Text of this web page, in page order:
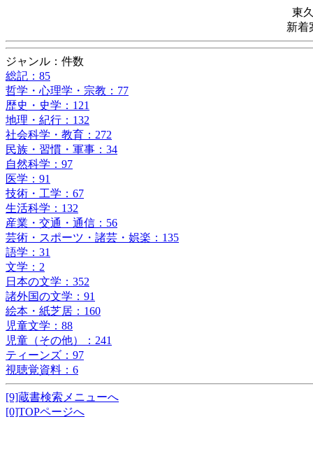
東
新着
ジャンル：件数
総記：85
哲学・心理学・宗教：77
歴史・史学：121
地理・紀行：132
社会科学・教育：272
民族・習慣・軍事：34
自然科学：97
医学：91
技術・工学：67
生活科学：132
産業・交通・通信：56
芸術・スポーツ・諸芸・娯楽：135
語学：31
文学：2
日本の文学：352
諸外国の文学：91
絵本・紙芝居：160
児童文学：88
児童（その他）：241
ティーンズ：97
視聴覚資料：6
[9]蔵書検索メニューへ
[0]TOPページへ